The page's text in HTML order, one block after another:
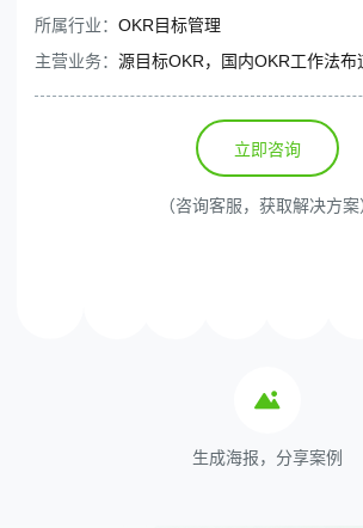
所属行业： OKR目标管理
主营业务： 源目标OKR，国内OKR工作法布
立即咨询
（咨询客服，获取解决方案
生成海报，分享案例